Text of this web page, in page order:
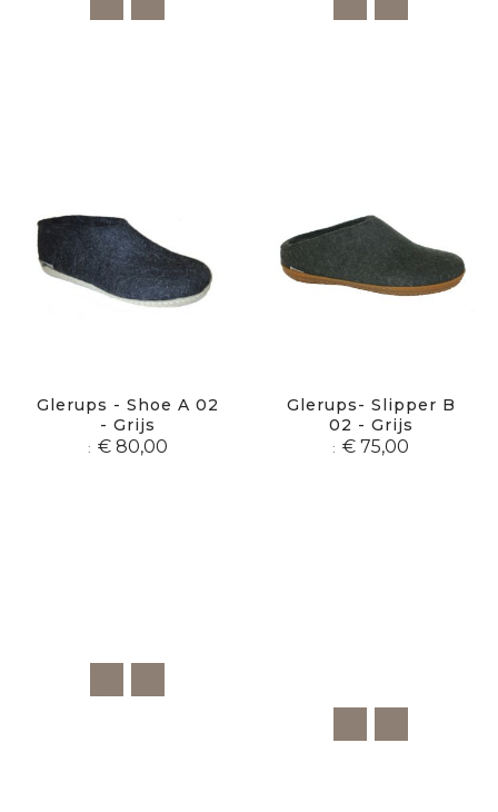
Glerups - Shoe A 02
- Grijs
€ 80,00
Glerups- Slipper B
02 - Grijs
€ 75,00